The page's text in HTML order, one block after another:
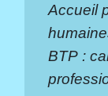
Accueil
BTP :